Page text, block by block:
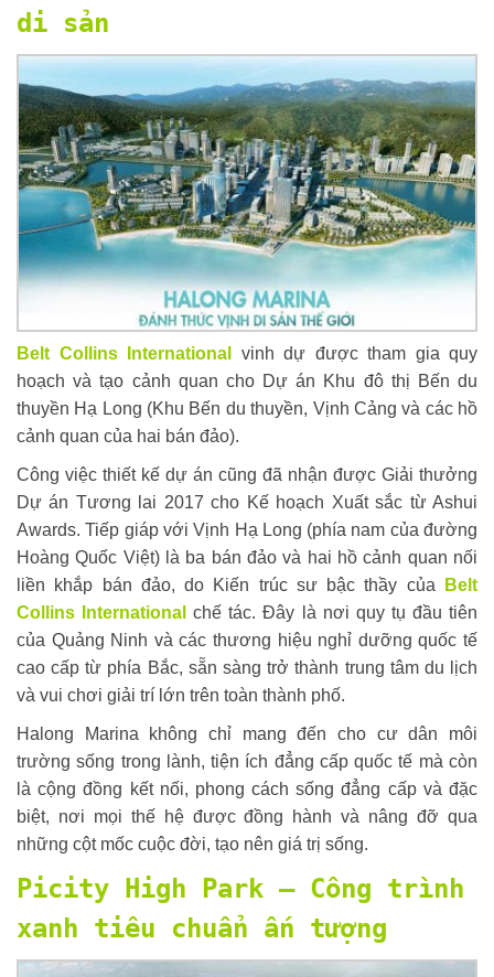
di sản
Belt Collins International
vinh dự được tham gia quy
hoạch và tạo cảnh quan cho Dự án Khu đô thị Bến du
thuyền Hạ Long (Khu Bến du thuyền, Vịnh Cảng và các hồ
cảnh quan của hai bán đảo).
Công việc thiết kế dự án cũng đã nhận được Giải thưởng
Dự án Tương lai 2017 cho Kế hoạch Xuất sắc từ Ashui
Awards. Tiếp giáp với Vịnh Hạ Long (phía nam của đường
Hoàng Quốc Việt) là ba bán đảo và hai hồ cảnh quan nối
liền khắp bán đảo, do Kiến trúc sư bậc thầy của
Belt
Collins International chế tác. Đây là nơi quy tụ đầu tiên
của Quảng Ninh và các thương hiệu nghỉ dưỡng quốc tế
cao cấp từ phía Bắc, sẵn sàng trở thành trung tâm du lịch
và vui chơi giải trí lớn trên toàn thành phố.
Halong Marina không chỉ mang đến cho cư dân môi
trường sống trong lành, tiện ích đẳng cấp quốc tế mà còn
là cộng đồng kết nối, phong cách sống đẳng cấp và đặc
biệt, nơi mọi thế hệ được đồng hành và nâng đỡ qua
những cột mốc cuộc đời, tạo nên giá trị sống.
Picity High Park – Công trình
xanh tiêu chuẩn ấn tượng